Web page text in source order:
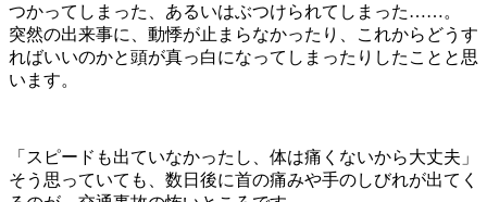
つかってしまった、あるいはぶつけられてしまった……。
突然の出来事に、動悸が止まらなかったり、これからどうす
ればいいのかと頭が真っ白になってしまったりしたことと思
います。
「スピードも出ていなかったし、体は痛くないから大丈夫」
そう思っていても、数日後に首の痛みや手のしびれが出てく